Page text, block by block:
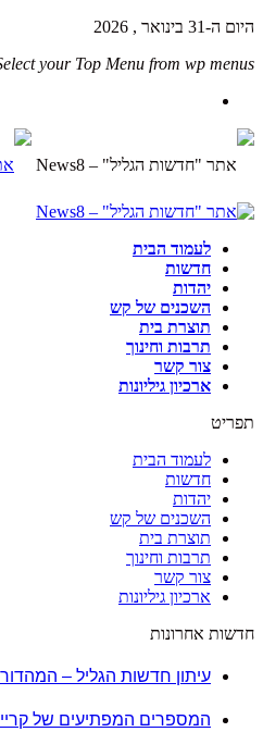
היום ה-31 בינואר , 2026
your Top Menu from wp menus
לעמוד הבית
חדשות
יהדות
השכנים של קש
תוצרת בית
תרבות וחינוך
צור קשר
ארכיון גיליונות
תפריט
לעמוד הבית
חדשות
יהדות
השכנים של קש
תוצרת בית
תרבות וחינוך
צור קשר
ארכיון גיליונות
חדשות אחרונות
עיתון חדשות הגליל – המהדורה
המספרים המפתיעים של קריית שמונה: למה 600